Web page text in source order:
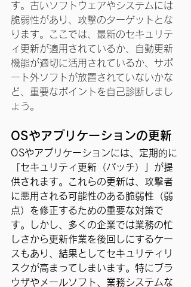
す。古いソフトウェアやシステムには
脆弱性があり、攻撃のターゲットとな
ります。ここでは、最新のセキュリテ
ィ更新が適用されているか、自動更新
機能が適切に活用されているか、サポ
ート外ソフトが放置されていないかな
ど、重要なポイントを自己診断しまし
ょう。
OSやアプリケーションの更新
OSやアプリケーションには、定期的に
「セキュリティ更新（パッチ）」が提
供されます。これらの更新は、攻撃者
に悪用される可能性のある脆弱性（弱
点）を修正するための重要な対策で
す。しかし、多くの企業では業務の忙
しさから更新作業を後回しにするケー
スもあり、結果としてセキュリティリ
スクが高まってしまいます。特にブラ
ウザやメールソフト、業務システムな